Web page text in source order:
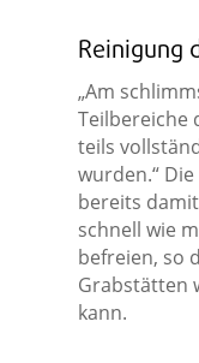
Reinigung
„Am
Teilbereiche
teils
wurden.“
bereits
schnell wie
befreien, so
Grabstätten
kann.